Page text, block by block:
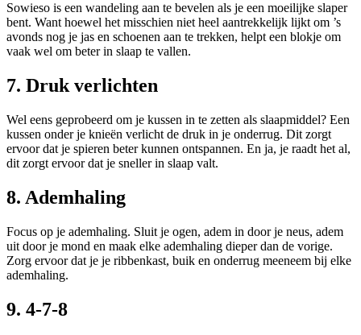
Sowieso is een wandeling aan te bevelen als je een moeilijke slaper
bent. Want hoewel het misschien niet heel aantrekkelijk lijkt om ’s
avonds nog je jas en schoenen aan te trekken, helpt een blokje om
vaak wel om beter in slaap te vallen.
7. Druk verlichten
Wel eens geprobeerd om je kussen in te zetten als slaapmiddel? Een
kussen onder je knieën verlicht de druk in je onderrug. Dit zorgt
ervoor dat je spieren beter kunnen ontspannen. En ja, je raadt het al,
dit zorgt ervoor dat je sneller in slaap valt.
8. Ademhaling
Focus op je ademhaling. Sluit je ogen, adem in door je neus, adem
uit door je mond en maak elke ademhaling dieper dan de vorige.
Zorg ervoor dat je je ribbenkast, buik en onderrug meeneem bij elke
ademhaling.
9. 4-7-8